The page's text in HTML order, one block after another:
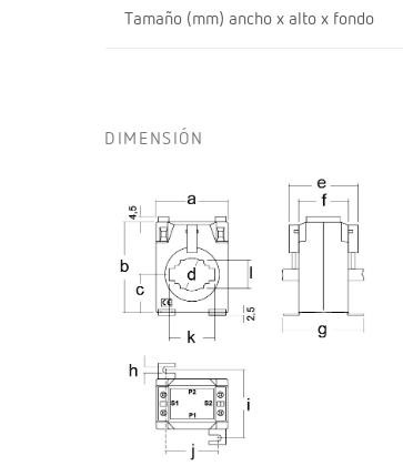
Tamaño (mm) ancho x alto x fondo
DIMENSIÓN